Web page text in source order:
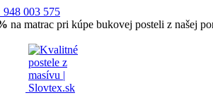
948 003 575
na matrac pri kúpe bukovej posteli z našej